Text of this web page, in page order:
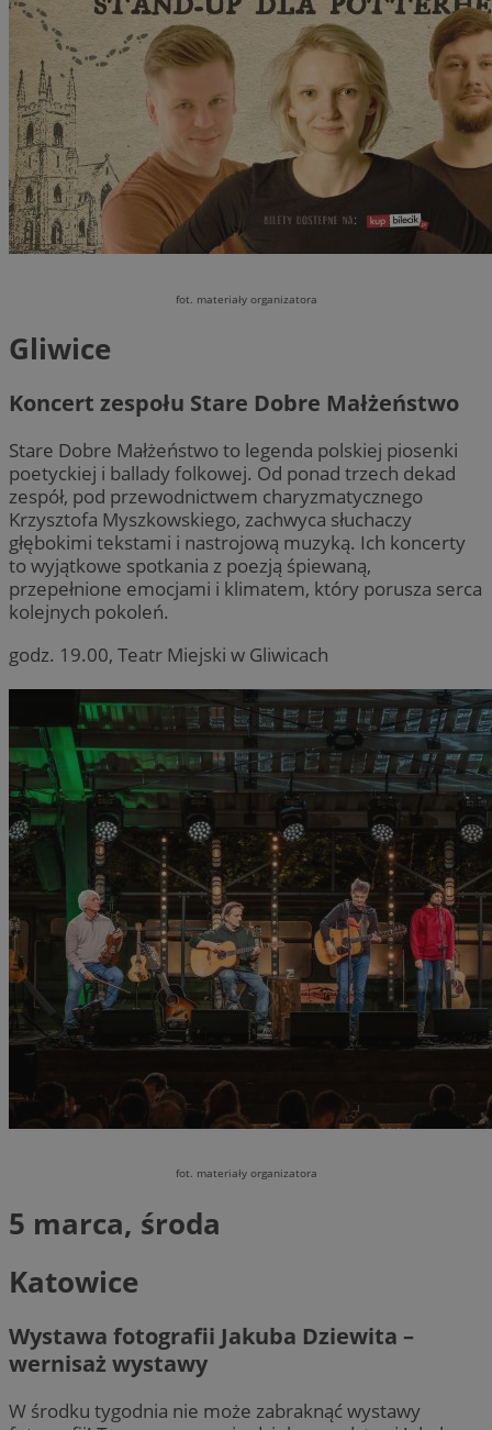
fot. materiały organizatora
Gliwice
Koncert zespołu Stare Dobre Małżeństwo
Stare Dobre Małżeństwo to legenda polskiej piosenki
poetyckiej i ballady folkowej. Od ponad trzech dekad
zespół, pod przewodnictwem charyzmatycznego
Krzysztofa Myszkowskiego, zachwyca słuchaczy
głębokimi tekstami i nastrojową muzyką. Ich koncerty
to wyjątkowe spotkania z poezją śpiewaną,
przepełnione emocjami i klimatem, który porusza serca
kolejnych pokoleń.
godz. 19.00, Teatr Miejski w Gliwicach
fot. materiały organizatora
5 marca, środa
Katowice
Wystawa fotografii Jakuba Dziewita –
wernisaż wystawy
W środku tygodnia nie może zabraknąć wystawy